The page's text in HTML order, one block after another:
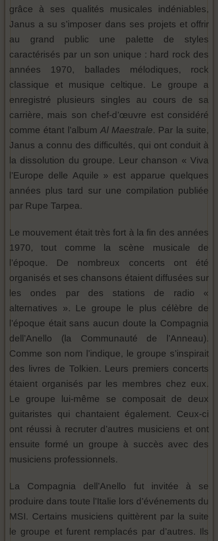
grâce à ses qualités musicales indéniables,
Janus a su s’imposer dans ses projets et offrir
au grand public une palette de styles
caractérisés par un son unique : hard rock des
années 1970, ballades mélodiques, rock
classique et musique celtique. Le groupe a
enregistré plusieurs singles au cours de sa
carrière, mais son chef-d’œuvre est considéré
comme étant l’albumAl Maestrale. Par la suite,
Janus a connu des difficultés, qui ont conduit à
la dissolution du groupe. Leur chanson « Viva
l’Europe delle Aquile » est apparue quelques
années plus tard sur une compilation publiée
par Rupe Tarpea.
Le mouvement était très fort à la fin des années
1970, tout comme la scène musicale de
l’époque. De nombreux concerts ont été
organisés et ses chansons étaient diffusées sur
les ondes par des stations de radio «
alternatives ». Le groupe le plus célèbre de
l’époque était sans aucun doute la Compagnia
dell’Anello (la Communauté de l’Anneau).
Comme son nom l’indique, le groupe s’inspirait
des livres de Tolkien. Leurs premiers concerts
étaient organisés par les membres chez eux.
Le groupe lui-même se composait de deux
guitaristes qui chantaient également. Ceux-ci
ont réussi à recruter d’autres musiciens et ont
ensuite formé un groupe à succès avec des
musiciens professionnels.
La Compagnia dell’Anello fut invitée à se
produire dans toute l’Italie lors d’événements du
MSI. Certains musiciens quittèrent par la suite
le groupe et furent remplacés par d’autres. Ils